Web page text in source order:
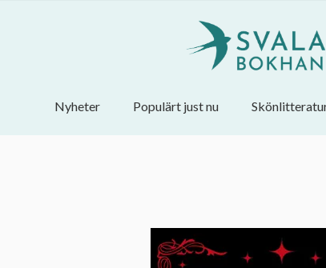
Nyheter Populärt just nu